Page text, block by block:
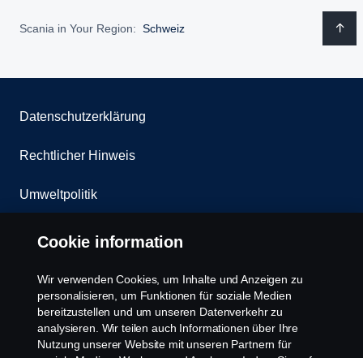
Scania in Your Region: Schweiz
Datenschutzerklärung
Rechtlicher Hinweis
Umweltpolitik
Whistleblowing
Kontakt
Cookies Politik
Cookie Einstellungen
Cookie information
Wir verwenden Cookies, um Inhalte und Anzeigen zu
personalisieren, um Funktionen für soziale Medien
bereitzustellen und um unseren Datenverkehr zu
analysieren. Wir teilen auch Informationen über Ihre
Nutzung unserer Website mit unseren Partnern für